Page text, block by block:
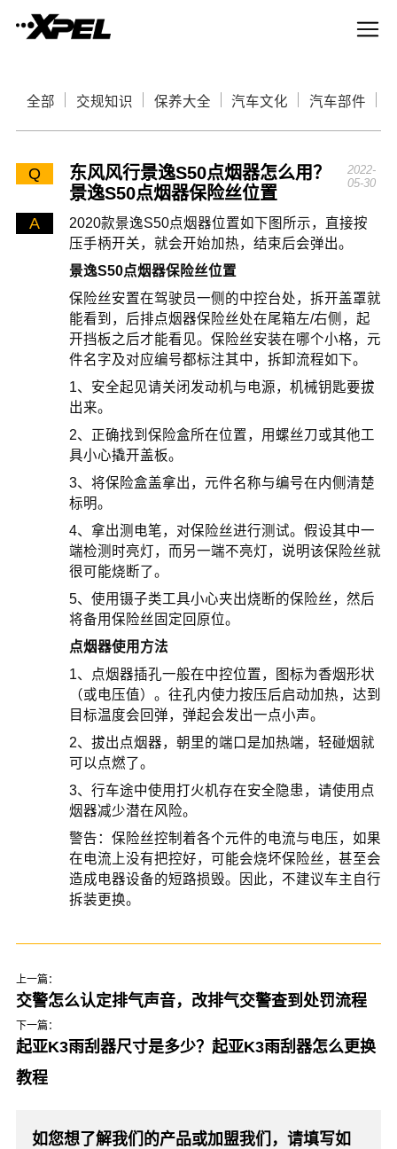
全部 交规知识 保养大全 汽车文化 汽车部件
Q
东风风行景逸S50点烟器怎么用？
景逸S50点烟器保险丝位置
2022-
05-30
A
2020款景逸S50点烟器位置如下图所示，直接按
压手柄开关，就会开始加热，结束后会弹出。
景逸S50点烟器保险丝位置
保险丝安置在驾驶员一侧的中控台处，拆开盖罩就
能看到，后排点烟器保险丝处在尾箱左/右侧，起
开挡板之后才能看见。保险丝安装在哪个小格，元
件名字及对应编号都标注其中，拆卸流程如下。
1、安全起见请关闭发动机与电源，机械钥匙要拔
出来。
2、正确找到保险盒所在位置，用螺丝刀或其他工
具小心撬开盖板。
3、将保险盒盖拿出，元件名称与编号在内侧清楚
标明。
4、拿出测电笔，对保险丝进行测试。假设其中一
端检测时亮灯，而另一端不亮灯，说明该保险丝就
很可能烧断了。
5、使用镊子类工具小心夹出烧断的保险丝，然后
将备用保险丝固定回原位。
点烟器使用方法
1、点烟器插孔一般在中控位置，图标为香烟形状
（或电压值）。往孔内使力按压后启动加热，达到
目标温度会回弹，弹起会发出一点小声。
2、拔出点烟器，朝里的端口是加热端，轻碰烟就
可以点燃了。
3、行车途中使用打火机存在安全隐患，请使用点
烟器减少潜在风险。
警告：保险丝控制着各个元件的电流与电压，如果
在电流上没有把控好，可能会烧坏保险丝，甚至会
造成电器设备的短路损毁。因此，不建议车主自行
拆装更换。
上一篇：
交警怎么认定排气声音，改排气交警查到处罚流程
下一篇：
起亚K3雨刮器尺寸是多少？起亚K3雨刮器怎么更换
教程
如您想了解我们的产品或加盟我们，请填写如